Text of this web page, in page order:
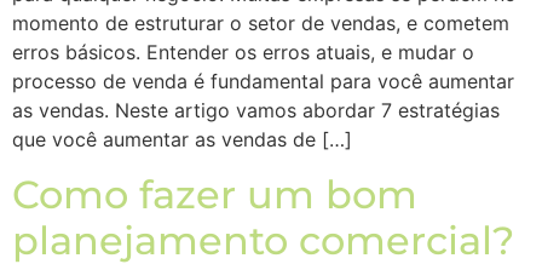
momento de estruturar o setor de vendas, e cometem
erros básicos. Entender os erros atuais, e mudar o
processo de venda é fundamental para você aumentar
as vendas. Neste artigo vamos abordar 7 estratégias
que você aumentar as vendas de […]
Como fazer um bom
planejamento comercial?